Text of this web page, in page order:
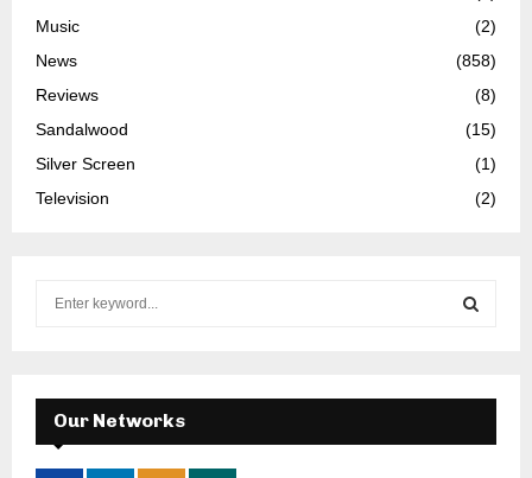
Music
(2)
News
(858)
Reviews
(8)
Sandalwood
(15)
Silver Screen
(1)
Television
(2)
f
o
E
A
Our Networks